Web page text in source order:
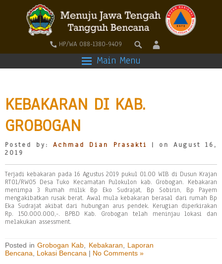
HP/WA 088-1380-9409
Main Menu
KEBAKARAN DI KAB.
GROBOGAN
Posted by:Achmad Dian Prasakti
| on August 16,
2019
Terjadi kebakaran pada 16 Agustus 2019 pukul 01.00 WIB di Dusun Krajan
RT01/RW05 Desa Tuko Kecamatan Pulokulon kab. Grobogan. Kebakaran
menimpa 3 Rumah milik Bp Eko Sudrajat, Bp Sobirin, Bp Payem
mengakibatkan rusak berat. Awal mula kebakaran berasal dari rumah Bp
Eka Sudrajat akibat dari hubungan arus pendek. Kerugian diperkirakan
Rp. 150.000.000,-. BPBD Kab. Grobogan telah meninjau lokasi dan
melakukan assessment.
Posted inGrobogan Kab Kebakaran
Laporan
Bencana
Lokasi Bencana | No Comments »